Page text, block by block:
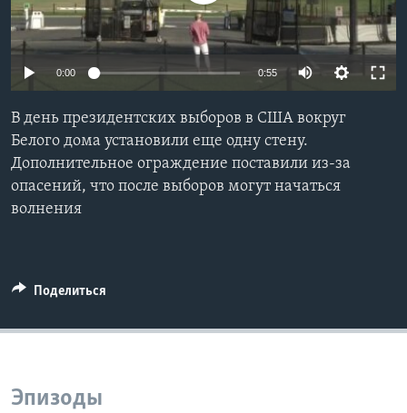
Learning English
СОЦИАЛЬНЫЕ СЕТИ
Языки
0:00 0:55
В день президентских выборов в США вокруг
Белого дома установили еще одну стену.
Дополнительное ограждение поставили из-за
опасений, что после выборов могут начаться
волнения
Поделиться
Эпизоды